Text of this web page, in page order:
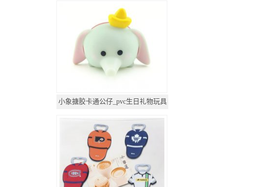
小象搪胶卡通公仔_pvc生日礼物玩具